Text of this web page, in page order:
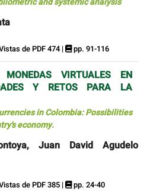
de PDF 474 | pp. 91-116
VIRTUALES EN
Y RETOS PARA LA
in Colombia: Possibilities
economy.
Juan David Agudelo
de PDF 385 | pp. 24-40